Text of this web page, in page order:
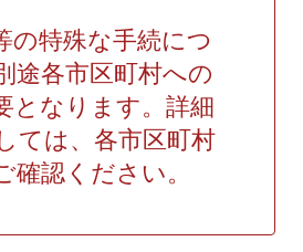
の特殊な手続につ
途各市区町村への
となります。詳細
ては、各市区町村
確認ください。